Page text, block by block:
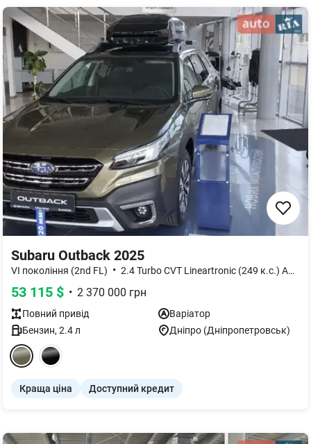
Subaru Outback 2025
VI покоління (2nd FL) • 2.4 Turbo CVT Lineartronic (249 к.с.) AWD
53 115 $ • 2 370 000 грн
Повний привід
Варіатор
Бензин, 2.4л Дніпро (Дніпропетровськ)
Краща ціна Доступний кредит